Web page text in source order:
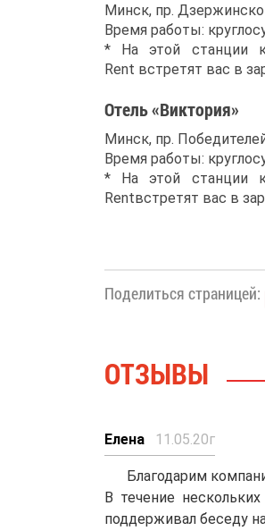
Минск, пр.
Время работы:
* На этой станции
Rent встретят вас в
Отель «Виктория»
Минск, пр.
Время работы:
* На этой станции
Rentвстретят вас в
Поделиться страницей:
ОТЗЫВЫ
Елена 11.05.20г
Благодарим
В течение
поддерживал беседу